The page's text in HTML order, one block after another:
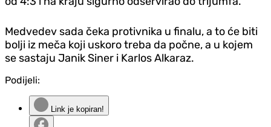
Medvedev sada čeka protivnika u finalu, a to će biti
bolji iz meča koji uskoro treba da počne, a u kojem
se sastaju Janik Siner i Karlos Alkaraz.
Podijeli:
Link je kopiran!